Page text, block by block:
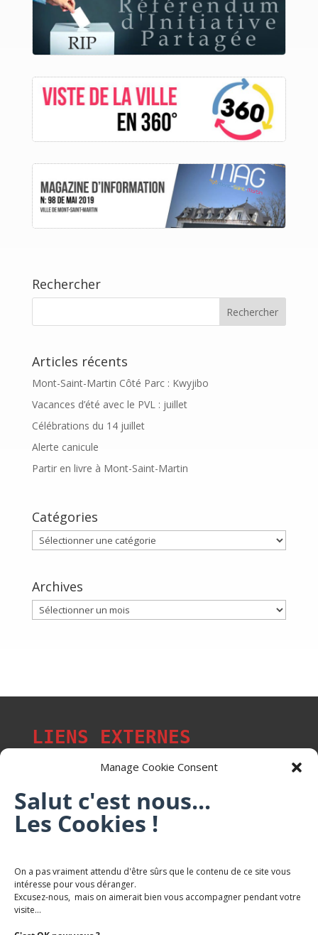
Manage Cookie Consent
Salut c'est nous...
Les Cookies !
On a pas vraiment attendu d'être sûrs que le contenu de ce site vous
intéresse pour vous déranger.
Excusez-nous, mais on aimerait bien vous accompagner pendant votre
visite...
Rechercher
Articles récents
Mont-Saint-Martin Côté Parc : Kwyjibo
Vacances d’été avec le PVL : juillet
Célébrations du 14 juillet
Alerte canicule
Partir en livre à Mont-Saint-Martin
Catégories
Catégories
Archives
Archives
LIENS EXTERNES
Les p'tits citoyens de Mont-Saint-Martin
Trail Saintmartinois Daniel FEITE
Karaté Mont Saint Martin